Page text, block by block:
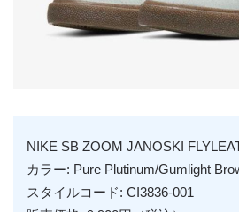
NIKE SB ZOOM JANOSKI
カラー: Pure Plutinum/Gumlight
スタイルコード: CI3836-001